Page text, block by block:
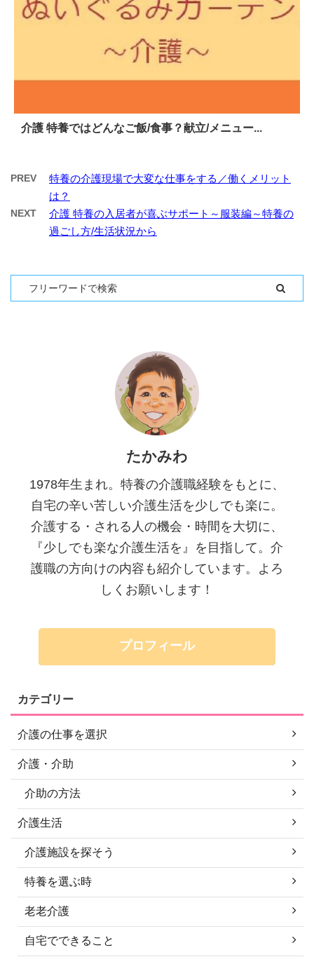
介護 特養ではどんなご飯/食事？献立/メニュー...
PREV
特養の介護現場で大変な仕事をする／働くメリット
は？
NEXT
介護 特養の入居者が喜ぶサポート～服装編～特養の
過ごし方/生活状況から
たかみわ
1978年生まれ。特養の介護職経験をもとに、
自宅の辛い苦しい介護生活を少しでも楽に。
介護する・される人の機会・時間を大切に、
『少しでも楽な介護生活を』を目指して。介
護職の方向けの内容も紹介しています。よろ
しくお願いします！
プロフィール
カテゴリー
介護の仕事を選択
介護・介助
介助の方法
介護生活
介護施設を探そう
特養を選ぶ時
老老介護
自宅でできること